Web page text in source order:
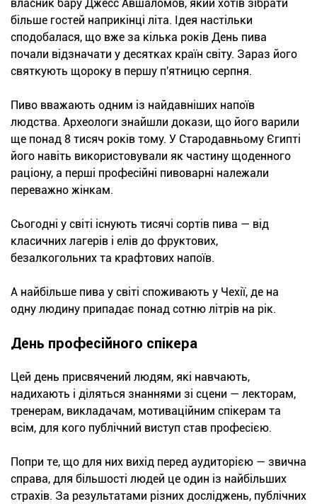
власник бару Джесс Авшаломов, який хотів зібрати
більше гостей наприкінці літа. Ідея настільки
сподобалася, що вже за кілька років День пива
почали відзначати у десятках країн світу. Зараз його
святкують щороку в першу п'ятницю серпня.
Пиво вважають одним із найдавніших напоїв
людства. Археологи знайшли докази, що його варили
ще понад 8 тисяч років тому. У Стародавньому Єгипті
його навіть використовували як частину щоденного
раціону, а перші професійні пивоварні належали
переважно жінкам.
Сьогодні у світі існують тисячі сортів пива — від
класичних лагерів і елів до фруктових,
безалкогольних та крафтових напоїв.
А найбільше пива у світі споживають у Чехії, де на
одну людину припадає понад сотню літрів на рік.
День професійного спікера
Цей день присвячений людям, які навчають,
надихають і діляться знаннями зі сцени — лекторам,
тренерам, викладачам, мотиваційним спікерам та
всім, для кого публічний виступ став професією.
Попри те, що для них вихід перед аудиторією — звична
справа, для більшості людей це один із найбільших
страхів. За результатами різних досліджень, публічних